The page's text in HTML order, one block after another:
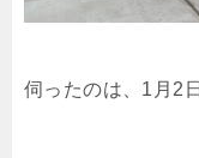
伺ったのは、1月2